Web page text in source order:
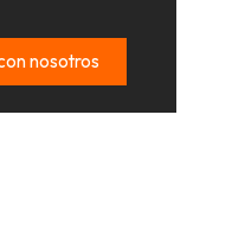
nosotros